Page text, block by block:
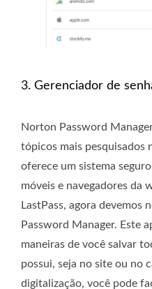
3. Gerenciador de
Norton Password
tópicos mais pesquisados
oferece um sistema
móveis e navegadores da
LastPass, agora
Password Manager. Este
maneiras de você salvar
possui, seja no site ou no
digitalização, você pode